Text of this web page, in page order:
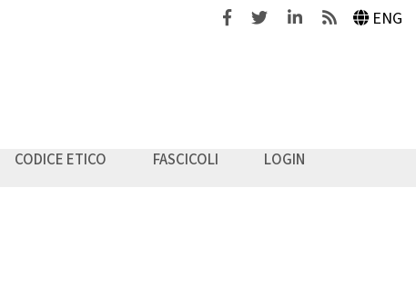
FacebookTwitterLinkedinFeeds ENG
CODICE ETICO FASCICOLI
LOGIN